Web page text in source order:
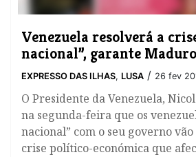
Venezuela resolverá a
nacional”, garante Maduro
EXPRESSO DAS ILHAS, LUSA / 26 fev
​O Presidente da Venezuela,
na segunda-feira que os
nacional” com o seu governo
crise político-económica que